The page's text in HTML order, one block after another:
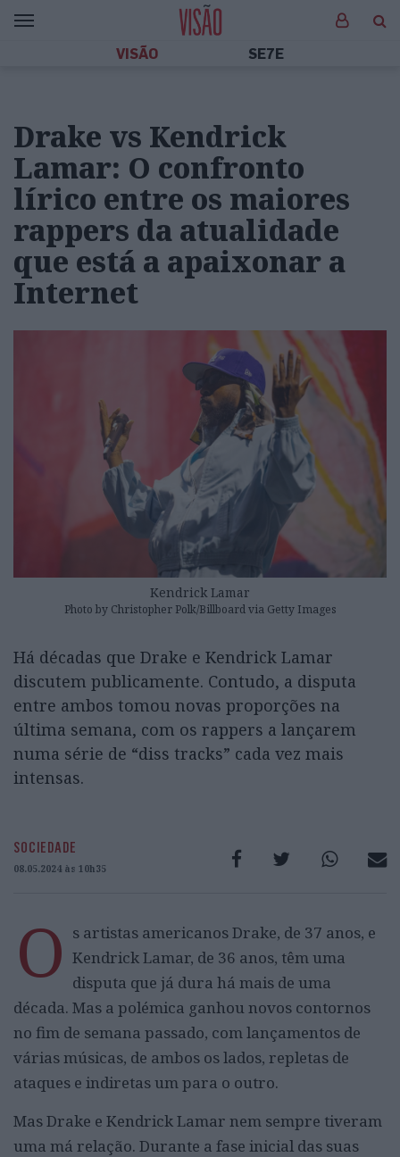
VISÃO SE7E
Drake vs Kendrick
Lamar: O confronto
lírico entre os maiores
rappers da atualidade
que está a apaixonar a
Internet
Kendrick Lamar
Photo by Christopher Polk/Billboard via Getty Images
Há décadas que Drake e Kendrick Lamar
discutem publicamente. Contudo, a disputa
entre ambos tomou novas proporções na
última semana, com os rappers a lançarem
numa série de “diss tracks” cada vez mais
intensas.
SOCIEDADE
08.05.2024 às 10h35
O s artistas americanos Drake, de 37 anos, e
Kendrick Lamar, de 36 anos, têm uma
disputa que já dura há mais de uma
década. Mas a polémica ganhou novos contornos
no fim de semana passado, com lançamentos de
várias músicas, de ambos os lados, repletas de
ataques e indiretas um para o outro.
Mas Drake e Kendrick Lamar nem sempre tiveram
uma má relação. Durante a fase inicial das suas